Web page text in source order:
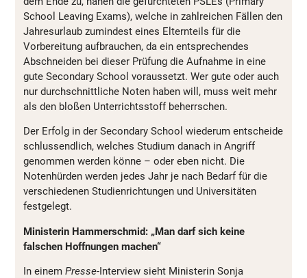
School Leaving Exams), welche in zahlreichen Fällen den
Jahresurlaub zumindest eines Elternteils für die
Vorbereitung aufbrauchen, da ein entsprechendes
Abschneiden bei dieser Prüfung die Aufnahme in eine
gute Secondary School voraussetzt. Wer gute oder auch
nur durchschnittliche Noten haben will, muss weit mehr
als den bloßen Unterrichtsstoff beherrschen.
Der Erfolg in der Secondary School wiederum entscheide
schlussendlich, welches Studium danach in Angriff
genommen werden könne – oder eben nicht. Die
Notenhürden werden jedes Jahr je nach Bedarf für die
verschiedenen Studienrichtungen und Universitäten
festgelegt.
Ministerin Hammerschmid: „Man darf sich keine
falschen Hoffnungen machen“
In einem Presse-Interview sieht Ministerin Sonja